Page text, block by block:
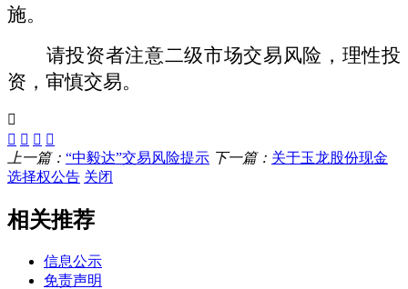
施。
请投资者注意二级市场交易风险 ， 理性投
资，审慎交易。
上一篇： “中毅达”交易风险提示 下一篇： 关于玉龙股份现金
选择权公告 关闭
相关推荐
信息公示
免责声明